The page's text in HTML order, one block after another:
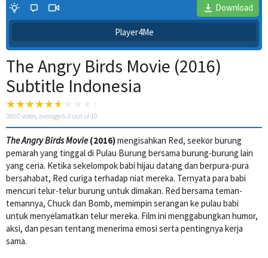
4 Wait Time
Download
Player4Me
The Angry Birds Movie (2016)
Subtitle Indonesia
3850 votes, average6.0 out of 10
The Angry Birds Movie(2016)mengisahkan Red, seekor burung
pemarah yang tinggal di Pulau Burung bersama burung-burung lain
yang ceria. Ketika sekelompok babi hijau datang dan berpura-pura
bersahabat, Red curiga terhadap niat mereka. Ternyata para babi
mencuri telur-telur burung untuk dimakan. Red bersama teman-
temannya, Chuck dan Bomb, memimpin serangan ke pulau babi
untuk menyelamatkan telur mereka. Film ini menggabungkan humor,
aksi, dan pesan tentang menerima emosi serta pentingnya kerja
sama.